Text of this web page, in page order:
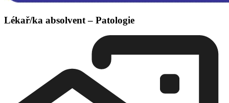
Lékař/ka absolvent – Patologie